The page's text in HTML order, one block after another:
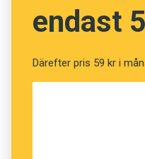
inte tala danska.
endast
Därefter pris 59 kr i